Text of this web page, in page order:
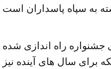
جشنواره راه اندازی شده
برای سال های آینده نیز